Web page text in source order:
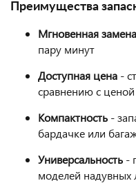
Преимущества
Мгновенная замена
пару минут
Доступная цена -
сравнению с
Компактность -
бардачке или
Универсальность -
моделей